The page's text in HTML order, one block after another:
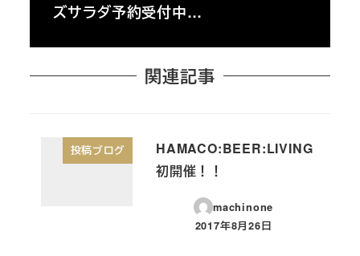
ズサラダ予約受付中…
関連記事
投稿ブログ
HAMACO:BEER:LIVING
初開催！！
machinone
投稿日
2017年8月26日